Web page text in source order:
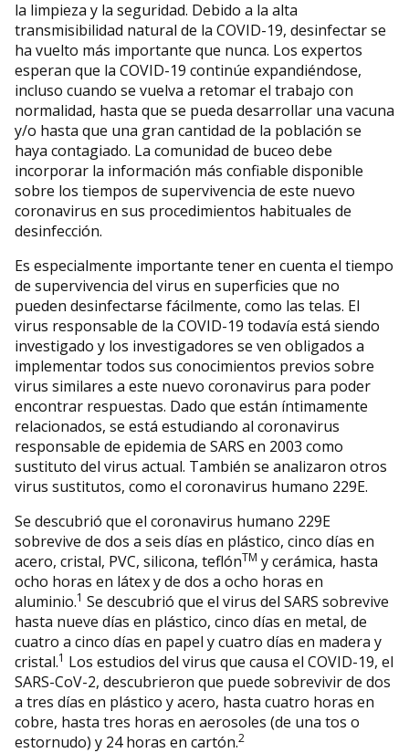
la limpieza y la seguridad. Debido a la alta
transmisibilidad natural de la COVID-19, desinfectar se
ha vuelto más importante que nunca. Los expertos
esperan que la COVID-19 continúe expandiéndose,
incluso cuando se vuelva a retomar el trabajo con
normalidad, hasta que se pueda desarrollar una vacuna
y/o hasta que una gran cantidad de la población se
haya contagiado. La comunidad de buceo debe
incorporar la información más confiable disponible
sobre los tiempos de supervivencia de este nuevo
coronavirus en sus procedimientos habituales de
desinfección.
Es especialmente importante tener en cuenta el tiempo
de supervivencia del virus en superficies que no
pueden desinfectarse fácilmente, como las telas. El
virus responsable de la COVID-19 todavía está siendo
investigado y los investigadores se ven obligados a
implementar todos sus conocimientos previos sobre
virus similares a este nuevo coronavirus para poder
encontrar respuestas. Dado que están íntimamente
relacionados, se está estudiando al coronavirus
responsable de epidemia de SARS en 2003 como
sustituto del virus actual. También se analizaron otros
virus sustitutos, como el coronavirus humano 229E.
Se descubrió que el coronavirus humano 229E
sobrevive de dos a seis días en plástico, cinco días en
acero, cristal, PVC, silicona, teflónTM y cerámica, hasta
ocho horas en látex y de dos a ocho horas en
aluminio.1 Se descubrió que el virus del SARS sobrevive
hasta nueve días en plástico, cinco días en metal, de
cuatro a cinco días en papel y cuatro días en madera y
cristal.1 Los estudios del virus que causa el COVID-19, el
SARS-CoV-2, descubrieron que puede sobrevivir de dos
a tres días en plástico y acero, hasta cuatro horas en
cobre, hasta tres horas en aerosoles (de una tos o
estornudo) y 24 horas en cartón.2